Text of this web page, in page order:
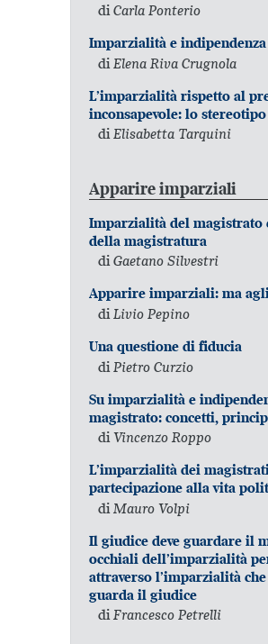
diCarla Ponterio
Imparzialità e indipendenza
di Elena Riva Crugnola
L’imparzialità rispetto al
inconsapevole: lo stereotipo
diElisabetta Tarquini
Apparire imparziali
Imparzialità del magistrato
della magistratura
diGaetano Silvestri
Apparire imparziali: ma
di Livio Pepino
Una questione di fiducia
di Pietro Curzio
Su imparzialità e
magistrato: concetti,
diVincenzo Roppo
L’imparzialità dei
partecipazione alla vita
di Mauro Volpi
Il giudice deve guardare il
occhiali dell’imparzialità
attraverso l’imparzialità
guarda il giudice
diFrancesco Petrelli